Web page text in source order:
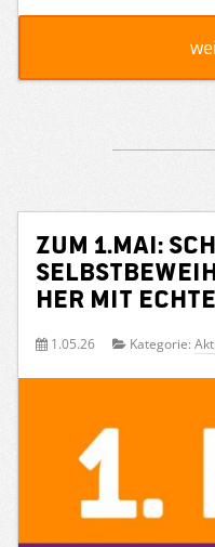
Zum 1.Mai:
her mit
1.05.26 Kategorie: